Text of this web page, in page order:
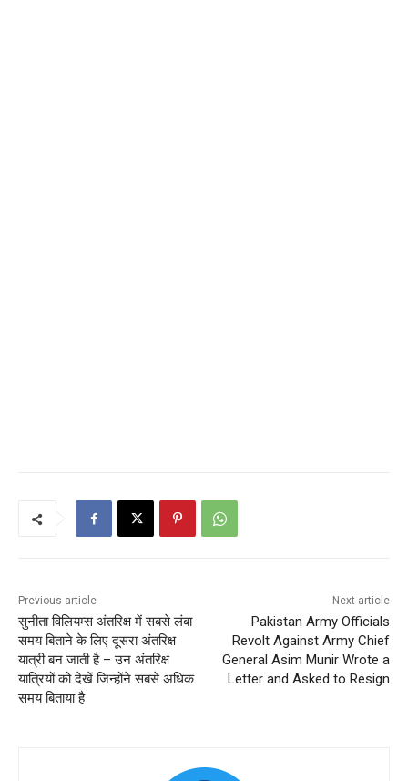
Previous article
सुनीता विलियम्स अंतरिक्ष में सबसे लंबा
समय बिताने के लिए दूसरा अंतरिक्ष
यात्री बन जाती है – उन अंतरिक्ष
यात्रियों को देखें जिन्होंने सबसे अधिक
समय बिताया है
Next article
Pakistan Army Officials
Revolt Against Army Chief
General Asim Munir Wrote a
Letter and Asked to Resign